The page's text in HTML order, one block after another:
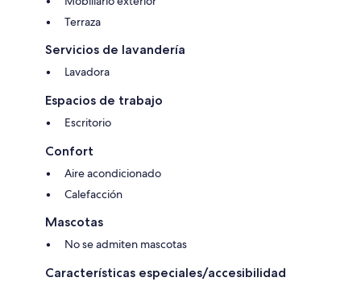
Terraza
Servicios de lavandería
Lavadora
Espacios de trabajo
Escritorio
Confort
Aire acondicionado
Calefacción
Mascotas
No se admiten mascotas
Características especiales/accesibilidad